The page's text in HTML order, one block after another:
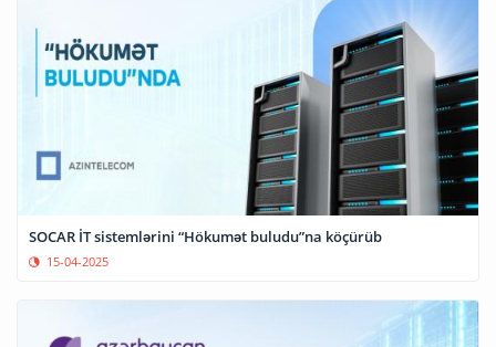
SOCAR İT sistemlərini “Hökumət buludu”na köçürüb
15-04-2025